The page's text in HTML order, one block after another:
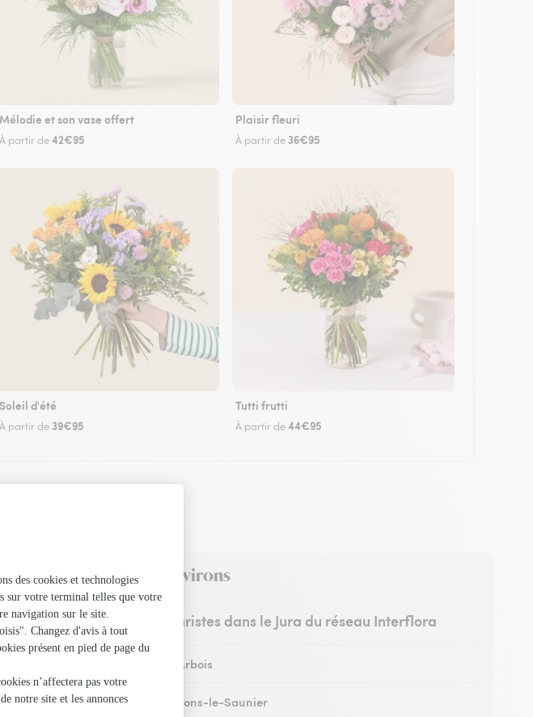
Mélodie et son vase offert
À partir de42€95
Plaisir fleuri
À partir de 36€95
Soleil d'été
À partir de 39€95
Tutti frutti
À partir de44€95
et dans ses environs
Les fleuristes dans le Jura du réseau Interflora
Fleuristes à Arbois
Fleuristes à Lons-le-Saunier